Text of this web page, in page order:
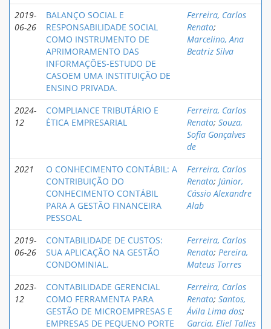
2019-
06-26
BALANÇO SOCIAL E
RESPONSABILIDADE SOCIAL
COMO INSTRUMENTO DE
APRIMORAMENTO DAS
INFORMAÇÕES-ESTUDO DE
CASOEM UMA INSTITUIÇÃO DE
ENSINO PRIVADA.
Ferreira, Carlos
Renato;
Marcelino, Ana
Beatriz Silva
2024-
12
COMPLIANCE TRIBUTÁRIO E
ÉTICA EMPRESARIAL
Ferreira, Carlos
Renato; Souza,
Sofia Gonçalves
de
2021
O CONHECIMENTO CONTÁBIL: A
CONTRIBUIÇÃO DO
CONHECIMENTO CONTÁBIL
PARA A GESTÃO FINANCEIRA
PESSOAL
Ferreira, Carlos
Renato; Júnior,
Cássio Alexandre
Alab
2019-
06-26
CONTABILIDADE DE CUSTOS:
SUA APLICAÇÃO NA GESTÃO
CONDOMINIAL.
Ferreira, Carlos
Renato; Pereira,
Mateus Torres
2023-
12
CONTABILIDADE GERENCIAL
COMO FERRAMENTA PARA
GESTÃO DE MICROEMPRESAS E
EMPRESAS DE PEQUENO PORTE
Ferreira, Carlos
Renato; Santos,
Ávila Lima dos;
Garcia, Eliel Talles